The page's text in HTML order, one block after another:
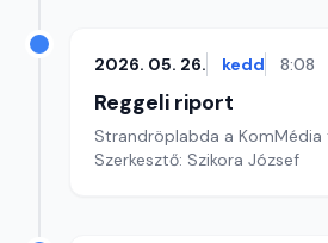
2026. 05. 26. kedd 8:08
Reggeli riport
Strandröplabda a
Szerkesztő: Szikora József